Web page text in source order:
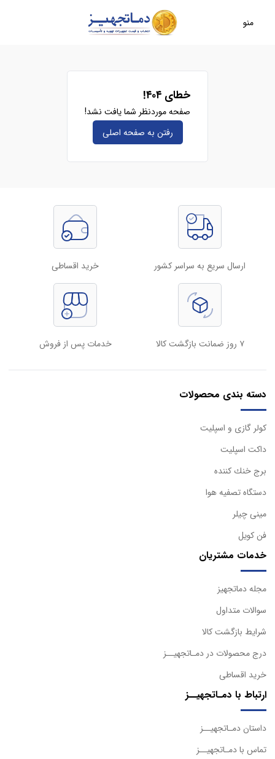
منو
خطای ۴۰۴!
صفحه موردنظر شما یافت نشد!
رفتن به صفحه‌ اصلی
ارسال سریع به سراسر کشور خرید اقساطی
۷ روز ضمانت بازگشت کالا خدمات پس از فروش
دسته بندی محصولات
كولر گازی و اسپليت
داكت اسپليت
برج خنك كننده
دستگاه تصفيه هوا
مینی چیلر
فن کویل
خدمات مشتریان
مجله دماتجهیز
سوالات متداول
شرایط بازگشت کالا
درج محصولات در دمـاتجهیــز
خرید اقساطی
ارتباط با دمـاتجهیــز
داستان دمـاتجهیــز
تماس با دمـاتجهیــز